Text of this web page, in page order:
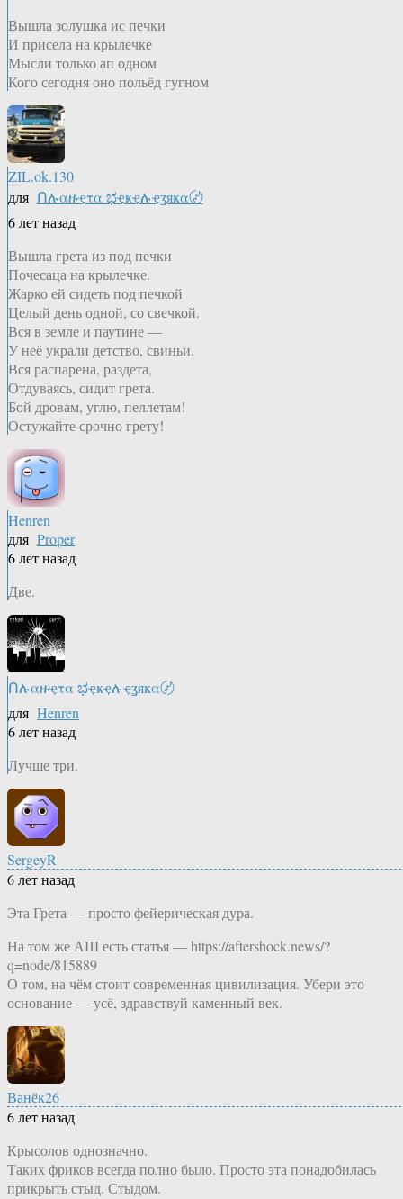
Вышла золушка ис печки
И присела на крылечке
Мысли только ап одном
Кого сегодня оно польёд гугном
ZIL.ok.130
для Ոሉαዙҿτα ಭҿҝҿሉҿʓяҝα〄
6 лет назад
Вышла грета из под печки
Почесаца на крылечке.
Жарко ей сидеть под печкой
Целый день одной, со свечкой.
Вся в земле и паутине —
У неё украли детство, свиньи.
Вся распарена, раздета,
Отдуваясь, сидит грета.
Бой дровам, углю, пеллетам!
Остужайте срочно грету!
Henren
для Proper
6 лет назад
Две.
Ոሉαዙҿτα ಭҿҝҿሉҿʓяҝα〄
для Henren
6 лет назад
Лучше три.
SergeyR
6 лет назад
Эта Грета — просто фейерическая дура.
На том же АШ есть статья — https://aftershock.news/?
q=node/815889
О том, на чём стоит современная цивилизация. Убери это
основание — усё, здравствуй каменный век.
Ванёк26
6 лет назад
Крысолов однозначно.
Таких фриков всегда полно было. Просто эта понадобилась
прикрыть стыд. Стыдом.